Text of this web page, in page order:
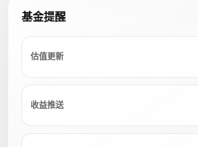
基金提醒
估值更新
收益推送